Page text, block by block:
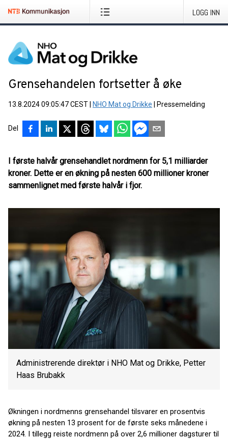
LOGG INN
Grensehandelen fortsetter å øke
13.8.2024 09:05:47 CEST NHO Mat og Drikke Pressemelding
Del
I første halvår grensehandlet nordmenn for 5,1 milliarder
kroner. Dette er en økning på nesten 600 millioner kroner
sammenlignet med første halvår i fjor.
Administrerende direktør i NHO Mat og Drikke, Petter
Haas Brubakk
Økningen i nordmenns grensehandel tilsvarer en prosentvis
økning på nesten 13 prosent for de første seks månedene i
2024. I tillegg reiste nordmenn på over 2,6 millioner dagsturer til